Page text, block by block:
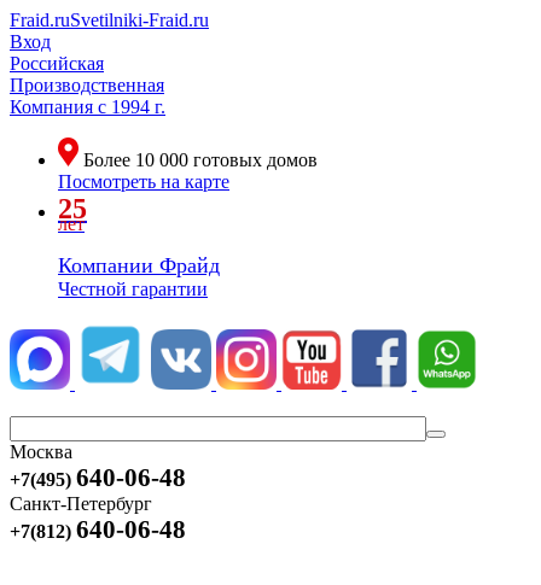
Fraid.ruSvetilniki-Fraid.ru
Вход
Российская
Производственная
Компания с 1994 г.
Более 10 000 готовых домов
Посмотреть на карте
25
лет
Компании Фрайд
Честной гарантии
Москва
+7(495) 640-06-48
Санкт-Петербург
+7(812) 640-06-48